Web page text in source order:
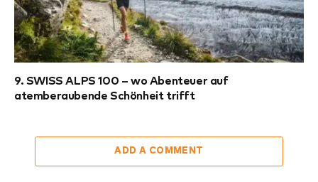
9. SWISS ALPS 100 – wo Abenteuer auf
atemberaubende Schönheit trifft
ADD A COMMENT